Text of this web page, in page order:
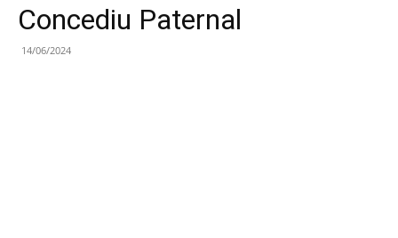
Concediu Paternal
14/06/2024